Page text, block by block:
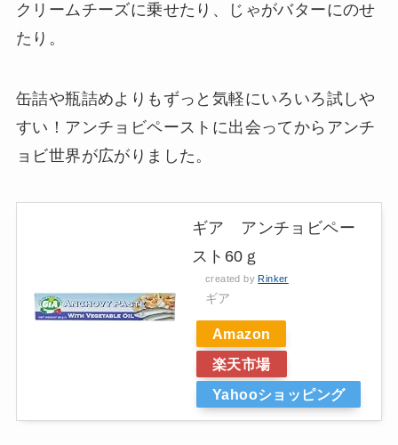
クリームチーズに乗せたり、じゃがバターにのせ
たり。
缶詰や瓶詰めよりもずっと気軽にいろいろ試しや
すい！アンチョビペーストに出会ってからアンチ
ョビ世界が広がりました。
ギア アンチョビペー
スト60ｇ
created byRinker
ギア
Amazon
楽天市場
Yahooショッピング